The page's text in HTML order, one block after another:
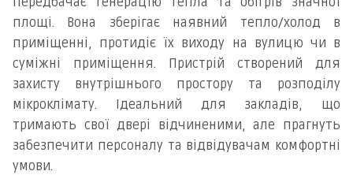
площі. Вона зберігає наявний тепло/холод в
приміщенні, протидіє їх виходу на вулицю чи в
суміжні приміщення. Пристрій створений для
захисту внутрішнього простору та розподілу
мікроклімату. Ідеальний для закладів, що
тримають свої двері відчиненими, але прагнуть
забезпечити персоналу та відвідувачам комфортні
умови.